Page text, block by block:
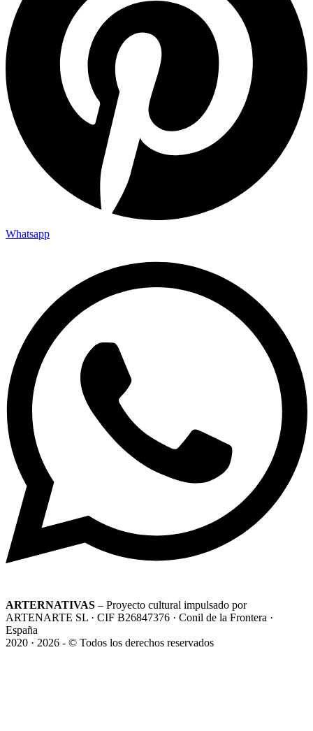
Whatsapp
ARTERNATIVAS – Proyecto cultural impulsado por
ARTENARTE SL · CIF B26847376 · Conil de la Frontera ·
España
2020 · 2026 - © Todos los derechos reservados